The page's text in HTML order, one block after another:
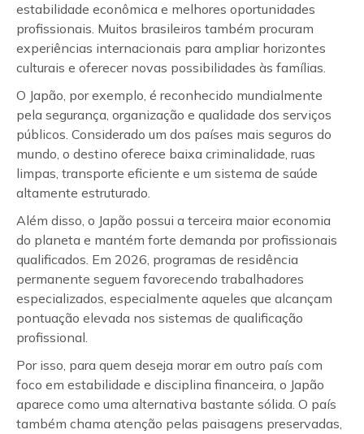
estabilidade econômica e melhores oportunidades
profissionais. Muitos brasileiros também procuram
experiências internacionais para ampliar horizontes
culturais e oferecer novas possibilidades às famílias.
O Japão, por exemplo, é reconhecido mundialmente
pela segurança, organização e qualidade dos serviços
públicos. Considerado um dos países mais seguros do
mundo, o destino oferece baixa criminalidade, ruas
limpas, transporte eficiente e um sistema de saúde
altamente estruturado.
Além disso, o Japão possui a terceira maior economia
do planeta e mantém forte demanda por profissionais
qualificados. Em 2026, programas de residência
permanente seguem favorecendo trabalhadores
especializados, especialmente aqueles que alcançam
pontuação elevada nos sistemas de qualificação
profissional.
Por isso, para quem deseja morar em outro país com
foco em estabilidade e disciplina financeira, o Japão
aparece como uma alternativa bastante sólida. O país
também chama atenção pelas paisagens preservadas,